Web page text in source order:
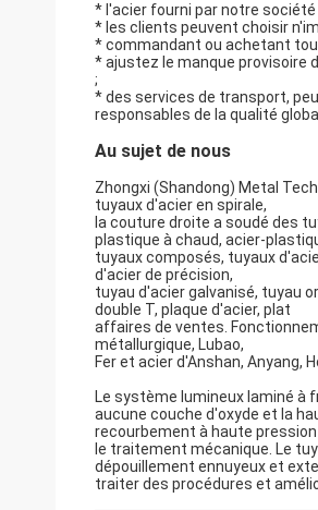
* l'acier fourni par notre
* les clients peuvent choisir
* commandant ou achetant
* ajustez le manque provisoire
;
* des services de transport,
responsables de la qualité
Au sujet de nous
Zhongxi (Shandong) Metal
tuyaux d'acier en spirale,
la couture droite a soudé des
plastique à chaud, acier-
tuyaux composés, tuyaux
d'acier de précision,
tuyau d'acier galvanisé, tuyau
double T, plaque d'acier, plat
affaires de ventes.
métallurgique, Lubao,
Fer et acier d'Anshan, Anyang,
Le système lumineux laminé à
aucune couche d'oxyde et la
recourbement à haute
le traitement mécanique. Le
dépouillement ennuyeux et
traiter des procédures et